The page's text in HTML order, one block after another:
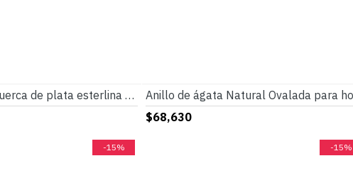
Pendientes de tuerca de plata esterlina 925 para mujer y niña, joyería bonita con número de la suerte 8, anillos de boda/Fiesta, joyería fina
$68,630
-15% -15%